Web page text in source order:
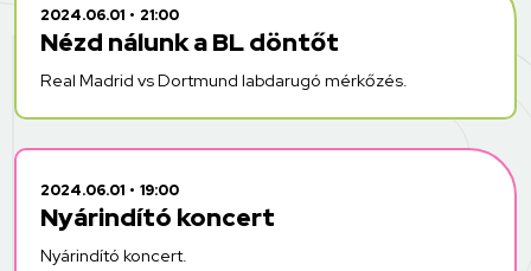
2024.06.01 21:00
Nézd nálunk a BL döntőt
Real Madrid vs Dortmund labdarugó mérkőzés.
2024.06.01 19:00
Nyárindító koncert
Nyárindító koncert.